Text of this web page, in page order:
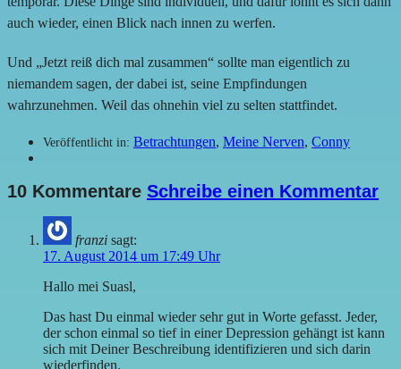
auch wieder, einen Blick nach innen zu werfen.
Und „Jetzt reiß dich mal zusammen“ sollte man eigentlich zu
niemandem sagen, der dabei ist, seine Empfindungen
wahrzunehmen. Weil das ohnehin viel zu selten stattfindet.
Veröffentlicht in: Betrachtungen, Meine Nerven, Conny
10 Kommentare Schreibe einen Kommentar
franzi sagt:
17. August 2014 um 17:49 Uhr
Hallo mei Suasl,
Das hast Du einmal wieder sehr gut in Worte gefasst. Jeder,
der schon einmal so tief in einer Depression gehängt ist kann
sich mit Deiner Beschreibung identifizieren und sich darin
wiederfinden.